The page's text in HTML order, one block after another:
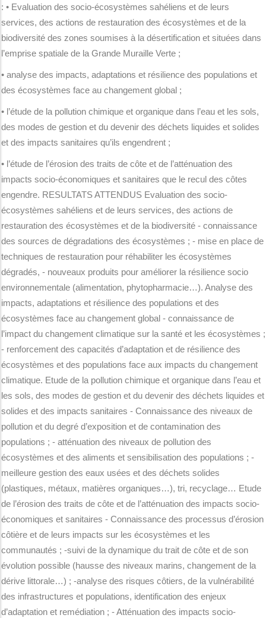
: • Evaluation des socio-écosystèmes sahéliens et de leurs
services, des actions de restauration des écosystèmes et de la
biodiversité des zones soumises à la désertification et situées dans
l’emprise spatiale de la Grande Muraille Verte ;
• analyse des impacts, adaptations et résilience des populations et
des écosystèmes face au changement global ;
• l’étude de la pollution chimique et organique dans l’eau et les sols,
des modes de gestion et du devenir des déchets liquides et solides
et des impacts sanitaires qu’ils engendrent ;
• l’étude de l’érosion des traits de côte et de l’atténuation des
impacts socio-économiques et sanitaires que le recul des côtes
engendre. RESULTATS ATTENDUS Evaluation des socio-
écosystèmes sahéliens et de leurs services, des actions de
restauration des écosystèmes et de la biodiversité - connaissance
des sources de dégradations des écosystèmes ; - mise en place de
techniques de restauration pour réhabiliter les écosystèmes
dégradés, - nouveaux produits pour améliorer la résilience socio
environnementale (alimentation, phytopharmacie…). Analyse des
impacts, adaptations et résilience des populations et des
écosystèmes face au changement global - connaissance de
l’impact du changement climatique sur la santé et les écosystèmes ;
- renforcement des capacités d’adaptation et de résilience des
écosystèmes et des populations face aux impacts du changement
climatique. Etude de la pollution chimique et organique dans l’eau et
les sols, des modes de gestion et du devenir des déchets liquides et
solides et des impacts sanitaires - Connaissance des niveaux de
pollution et du degré d’exposition et de contamination des
populations ; - atténuation des niveaux de pollution des
écosystèmes et des aliments et sensibilisation des populations ; -
meilleure gestion des eaux usées et des déchets solides
(plastiques, métaux, matières organiques…), tri, recyclage… Etude
de l’érosion des traits de côte et de l’atténuation des impacts socio-
économiques et sanitaires - Connaissance des processus d’érosion
côtière et de leurs impacts sur les écosystèmes et les
communautés ; -suivi de la dynamique du trait de côte et de son
évolution possible (hausse des niveaux marins, changement de la
dérive littorale…) ; -analyse des risques côtiers, de la vulnérabilité
des infrastructures et populations, identification des enjeux
d’adaptation et remédiation ; - Atténuation des impacts socio-